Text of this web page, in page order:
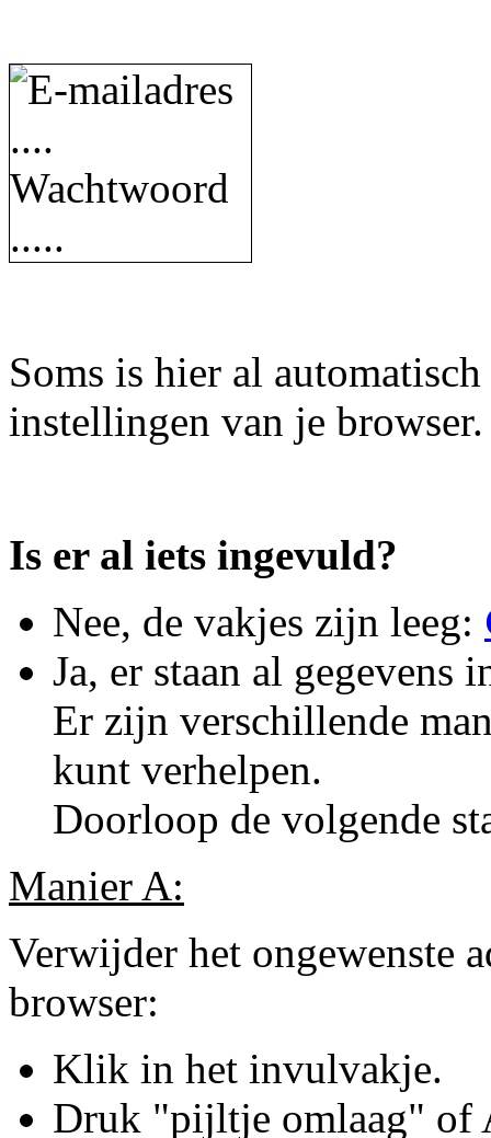
Soms is hier al
instellingen van je browser.
Is er al iets ingevuld?
Nee, de vakjes zijn leeg:
Ja, er staan al gegevens
Er zijn verschillende
kunt verhelpen.
Doorloop de volgende
Manier A:
Verwijder het ongewenste
browser:
Klik in het invulvakje.
Druk "pijltje omlaag"